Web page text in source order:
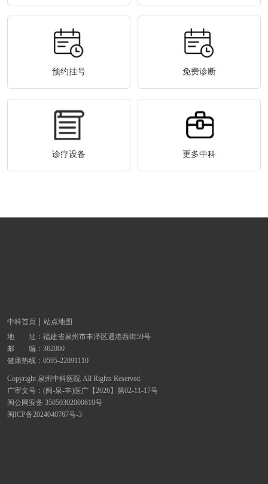
预约挂号 免费诊断
诊疗设备 更多中科
中科首页
站点地图
地 址： 福建省泉州市丰泽区通港西街59号
邮 编：362000
健康热线： 0595-22091110
Copyright 泉州中科医院 All Rights Reserved.
广审文号：(闽-泉-丰)医广【2026】第02-11-17号
闽公网安备 35050302000610号
闽ICP备2024040767号-3